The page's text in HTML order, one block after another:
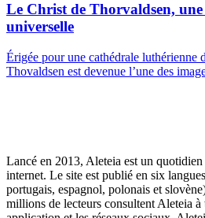
Le Christ de Thorvaldsen, une
universelle
Érigée pour une cathédrale luthérienne
Thovaldsen est devenue l’une des
Lancé en 2013, Aleteia est un
internet. Le site est publié en six
portugais, espagnol, polonais et
millions de lecteurs consultent Aleteia à